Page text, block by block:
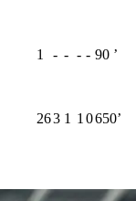
1 - - - - 90 ʼ
263 1 1 0650ʼ